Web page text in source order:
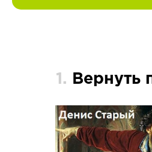
1. Вернуть